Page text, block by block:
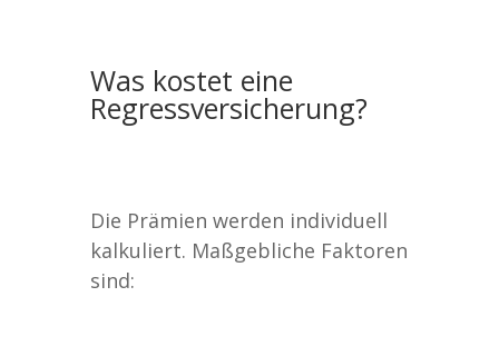
Was kostet eine
Regressversicherung?
Die Prämien werden individuell
kalkuliert. Maßgebliche Faktoren
sind: